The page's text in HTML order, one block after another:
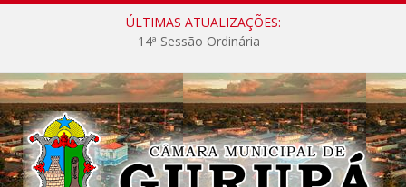
ÚLTIMAS ATUALIZAÇÕES:
14ª Sessão Ordinária